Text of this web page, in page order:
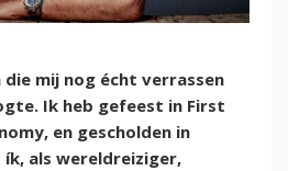
die mij nog écht verrassen
Ik heb gefeest in First
en gescholden in
ík, als wereldreiziger,